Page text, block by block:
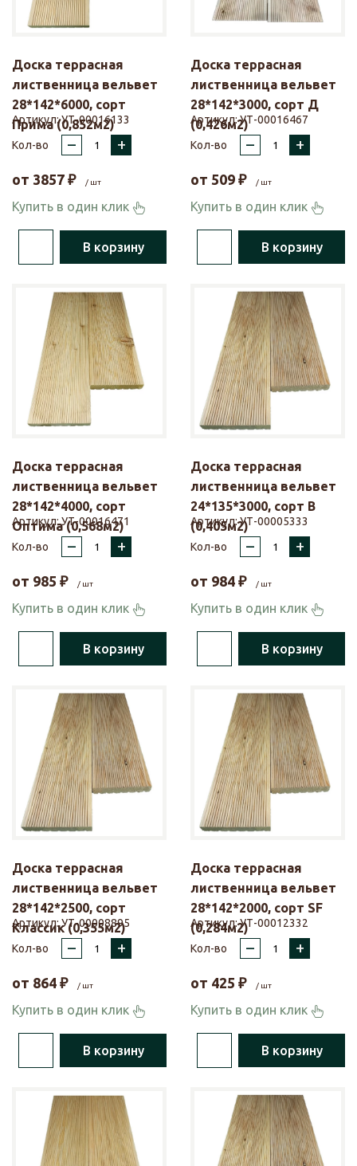
Доска террасная
лиственница вельвет
28*142*6000, сорт
Прима (0,852м2)
Артикул:УТ-00016133
Кол-во
– +
от 3857 ₽ / шт
Купить в один клик
В корзину
Доска террасная
лиственница вельвет
28*142*3000, сорт Д
(0,426м2)
Артикул:УТ-00016467
Кол-во
– +
от 509 ₽ / шт
Купить в один клик
В корзину
Доска террасная
лиственница вельвет
28*142*4000, сорт
Оптима (0,568м2)
Артикул:УТ-00016471
Кол-во
– +
от 985 ₽ / шт
Купить в один клик
В корзину
Доска террасная
лиственница вельвет
24*135*3000, сорт В
(0,405м2)
Артикул:УТ-00005333
Кол-во
– +
от 984 ₽ / шт
Купить в один клик
В корзину
Доска террасная
лиственница вельвет
28*142*2500, сорт
Классик (0,355м2)
Артикул:УТ-00008895
Кол-во
– +
от 864 ₽ / шт
Купить в один клик
В корзину
Доска террасная
лиственница вельвет
28*142*2000, сорт SF
(0,284м2)
Артикул:УТ-00012332
Кол-во
– +
от 425 ₽ / шт
Купить в один клик
В корзину